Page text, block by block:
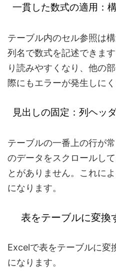
一貫した数式の適用：
テーブル内のセル参照は
列名で数式を記述できま
り読みやすくなり、他の
際にもエラーが発生しにく
見出しの固定：列ヘッ
テーブルの一番上の行が
のデータをスクロールし
とがありません。これに
になります。
表をテーブルに変換
Excelで表をテーブルに変
になります。